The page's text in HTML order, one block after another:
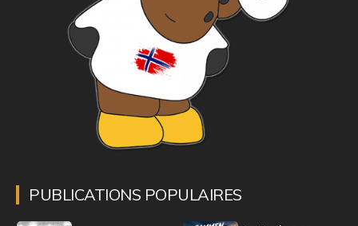
PUBLICATIONS POPULAIRES